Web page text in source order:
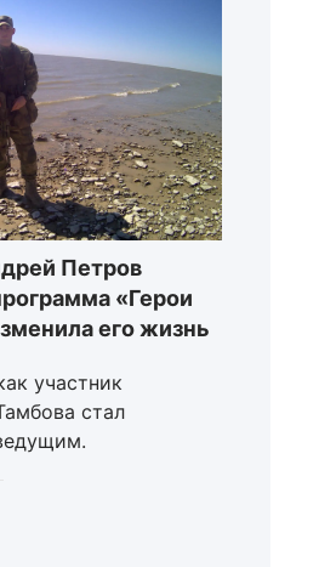
Петров
«Герои
его жизнь
участник
стал